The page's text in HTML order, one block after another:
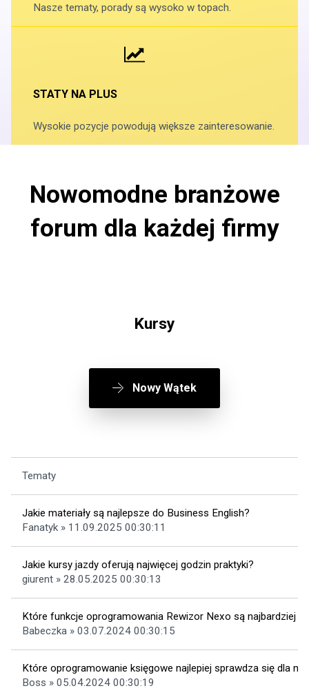
Nasze tematy, porady są wysoko w topach.
STATY NA PLUS
Wysokie pozycje powodują większe zainteresowanie.
Nowomodne branżowe
forum dla każdej firmy
Kursy
Nowy Wątek
Tematy
Jakie materiały są najlepsze do Business English?
Fanatyk » 11.09.2025 00:30:11
Jakie kursy jazdy oferują najwięcej godzin praktyki?
giurent » 28.05.2025 00:30:13
Które funkcje oprogramowania Rewizor Nexo są najbardziej
Babeczka » 03.07.2024 00:30:15
Które oprogramowanie księgowe najlepiej sprawdza się dla
Boss » 05.04.2024 00:30:19